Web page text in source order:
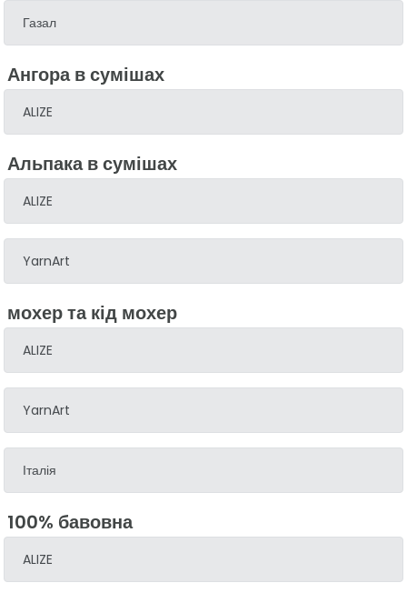
Газал
Ангора в сумішах
ALIZE
Альпака в сумішах
ALIZE
YarnArt
мохер та кід мохер
ALIZE
YarnArt
Італія
100% бавовна
ALIZE